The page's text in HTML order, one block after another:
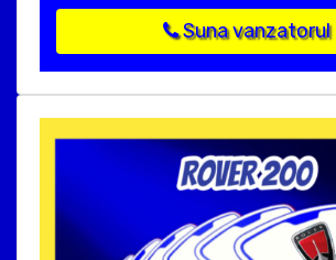
Suna vanzatorul